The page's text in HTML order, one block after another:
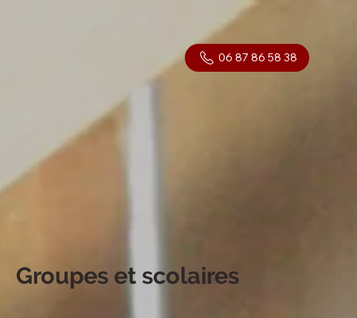
06 87 86 58 38
Groupes et scolaires